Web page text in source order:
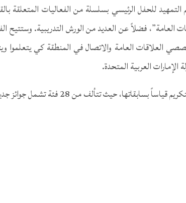
التمهيد للحفل الرئيسي بسلسلة من الفعاليات المتعلقة
العامة”، فضلاً عن العديد من الورش التدريبية. وستتيح
الفرصة لمتخصصي العلاقات العامة والاتصال في المنطقة كي
العربية المتحدة.
حيث تتألف من 28 فئة تشمل جوائز جديدة مثل: